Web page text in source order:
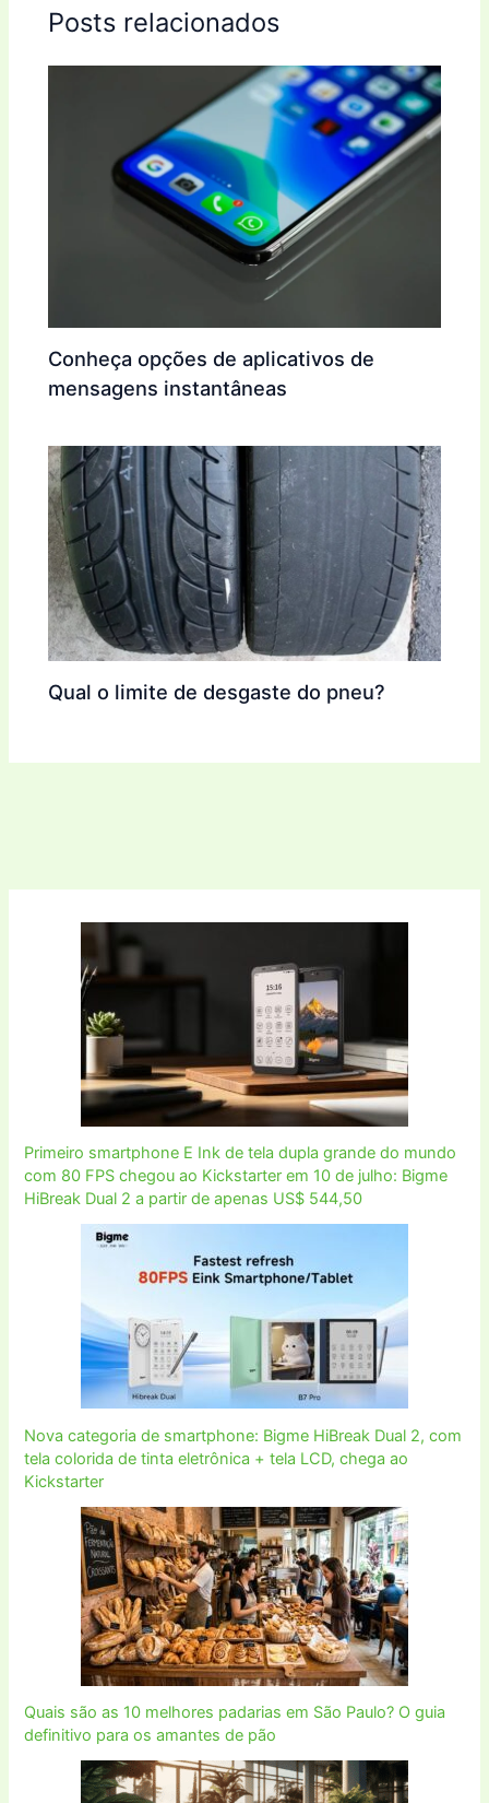
Posts relacionados
Conheça opções de aplicativos de
mensagens instantâneas
Qual o limite de desgaste do pneu?
Primeiro smartphone E Ink de tela dupla grande do mundo
com 80 FPS chegou ao Kickstarter em 10 de julho: Bigme
HiBreak Dual 2 a partir de apenas US$ 544,50
Nova categoria de smartphone: Bigme HiBreak Dual 2, com
tela colorida de tinta eletrônica + tela LCD, chega ao
Kickstarter
Quais são as 10 melhores padarias em São Paulo? O guia
definitivo para os amantes de pão